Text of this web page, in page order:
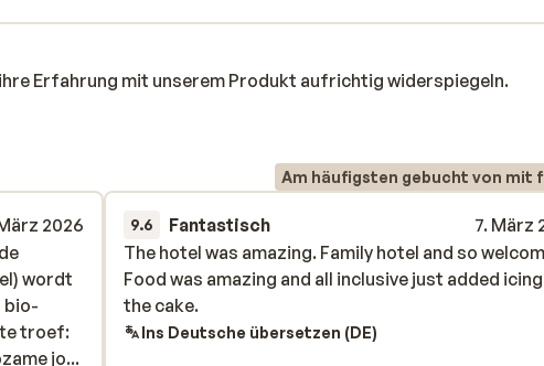
Erfahrung mit unserem Produkt aufrichtig widerspiegeln.
Am häufigsten gebucht von mit
2026
wordt
bio-
troef:
wordt
bio-
troef:
jo...
9.6 Fantastisch
7. März
The hotel was amazing. Family hotel and so
Food was amazing and all inclusive just added
the cake.
The hotel was amazing. Family hotel and so
Food was amazing and all inclusive just added
the cake.
Ins Deutsche übersetzen (DE)